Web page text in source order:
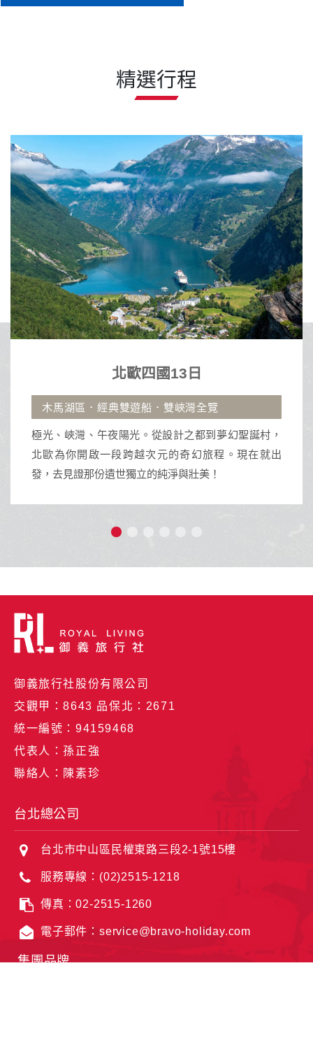
精選行程
都到夢幻聖誕村，
幻旅程。現在就出
美！
古宇利大橋.那霸市區飯店.
沖繩擁有蔚藍透明海景與琉球王朝
活動與獨特南國文化的渡假天堂。
御義旅行社股份有限公司
交觀甲：8643 品保北：2671
統一編號：94159468
代表人：孫正強
聯絡人：陳素珍
台北總公司
台北市中山區民權東路三段2-1號15樓
服務專線：(02)2515-1218
傳真：02-2515-1260
電子郵件：service@bravo-holiday.com
集團品牌